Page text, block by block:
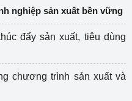
nghiệp sản xuất bền vững
đẩy sản xuất, tiêu dùng
chương trình sản xuất và